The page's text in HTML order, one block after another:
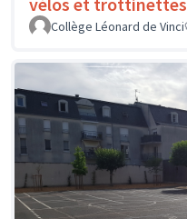
Collège Léonard de Vinci